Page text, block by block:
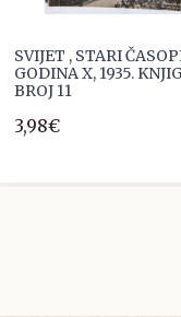
SVIJET , STARI
GODINA X, 1935.
BROJ 11
3,98€